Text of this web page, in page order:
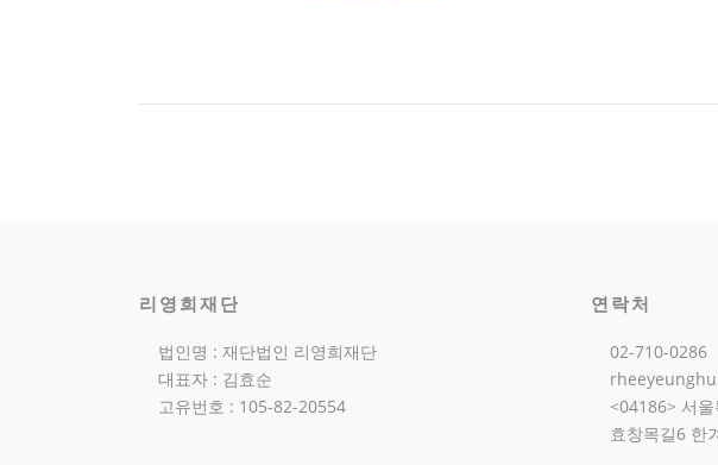
리영희재단
법인명 : 재단법인 리영희재단
대표자 : 김효순
고유번호 : 105-82-20554
연락처
02-710-0286
<04186> 서
효창목길6 한